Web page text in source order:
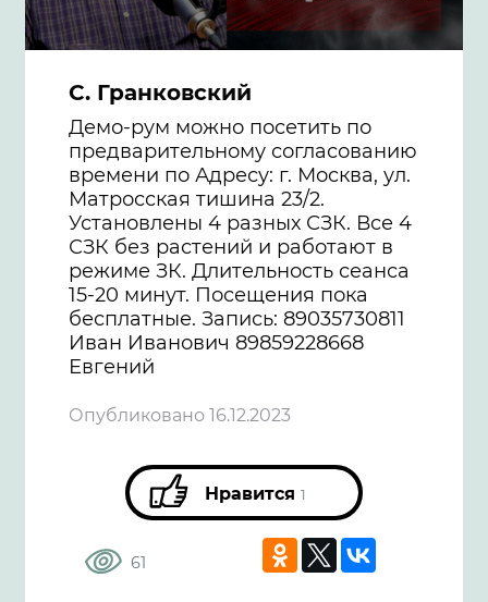
С. Гранковский
Демо-рум можно посетить по
предварительному согласованию
времени по Адресу: г. Москва, ул.
Матросская тишина 23/2.
Установлены 4 разных СЗК. Все 4
СЗК без растений и работают в
режиме ЗК. Длительность сеанса
15-20 минут. Посещения пока
бесплатные. Запись: 89035730811
Иван Иванович 89859228668
Евгений
Опубликовано 16.12.2023
Нравится 1
61